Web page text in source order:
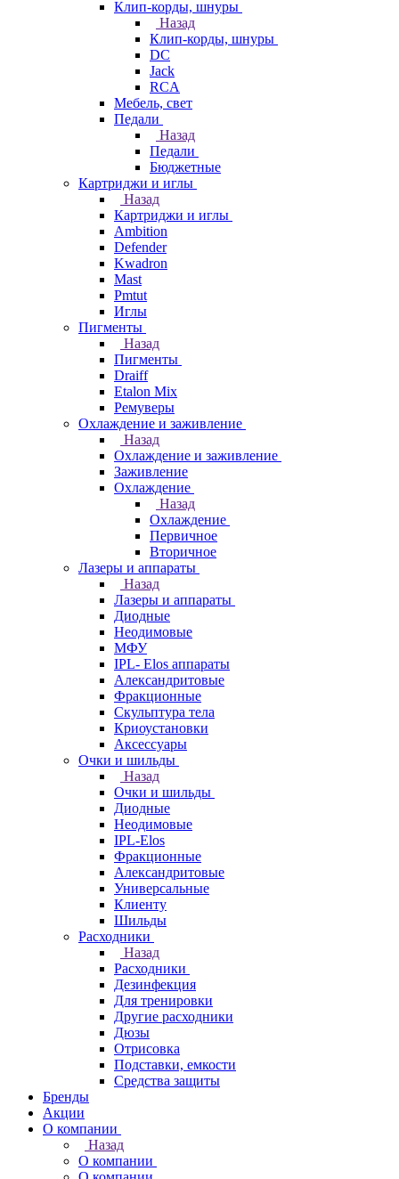
Клип-корды, шнуры
Назад
Клип-корды, шнуры
DC
Jack
RCA
Мебель, свет
Педали
Назад
Педали
Бюджетные
Картриджи и иглы
Назад
Картриджи и иглы
Ambition
Defender
Kwadron
Mast
Pmtut
Иглы
Пигменты
Назад
Пигменты
Draiff
Etalon Mix
Ремуверы
Охлаждение и заживление
Назад
Охлаждение и заживление
Заживление
Охлаждение
Назад
Охлаждение
Первичное
Вторичное
Лазеры и аппараты
Назад
Лазеры и аппараты
Диодные
Неодимовые
МФУ
IPL- Elos аппараты
Александритовые
Фракционные
Скульптура тела
Криоустановки
Аксессуары
Очки и шильды
Назад
Очки и шильды
Диодные
Неодимовые
IPL-Elos
Фракционные
Александритовые
Универсальные
Клиенту
Шильды
Расходники
Назад
Расходники
Дезинфекция
Для тренировки
Другие расходники
Дюзы
Отрисовка
Подставки, емкости
Средства защиты
Бренды
Акции
О компании
Назад
О компании